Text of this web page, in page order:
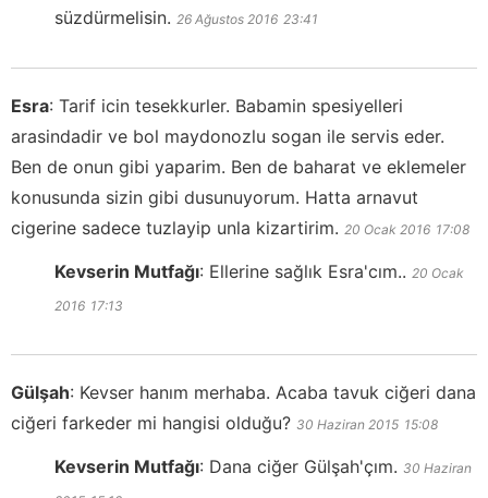
süzdürmelisin. 26 Ağustos 2016 23:41
Esra: Tarif icin tesekkurler. Babamin spesiyelleri
arasindadir ve bol maydonozlu sogan ile servis eder.
Ben de onun gibi yaparim. Ben de baharat ve eklemeler
konusunda sizin gibi dusunuyorum. Hatta arnavut
cigerine sadece tuzlayip unla kizartirim. 20 Ocak 2016 17:08
Kevserin Mutfağı: Ellerine sağlık Esra'cım.. 20 Ocak
2016 17:13
Gülşah: Kevser hanım merhaba. Acaba tavuk ciğeri dana
ciğeri farkeder mi hangisi olduğu? 30 Haziran 2015 15:08
Kevserin Mutfağı: Dana ciğer Gülşah'çım. 30 Haziran